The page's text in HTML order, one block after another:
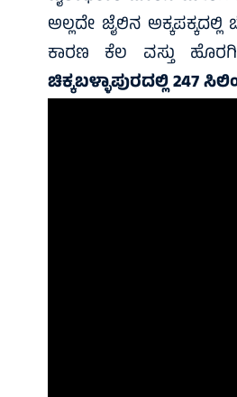
ಅಲ್ಲದೇ ಜೈಲಿನ
ಕಾರಣ ಕೆಲ ವಸ್ತು
ಚಿಕ್ಕಬಳ್ಳಾಪುರದಲ್ಲಿ 247